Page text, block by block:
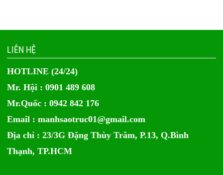
LIÊN HỆ
HOTLINE (24/24)
Mr. Hội : 0901 489 608
Mr.Quốc : 0942 842 176
Email :manhsaotruc01@gmail.com
Địa chỉ : 23/3G Đặng Thùy Trâm, P.13, Q.Bình
Thạnh, TP.HCM